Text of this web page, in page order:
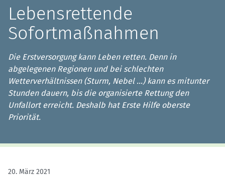
Lebensrettende
Sofortmaßnahmen
Die Erstversorgung kann Leben retten. Denn in
abgelegenen Regionen und bei schlechten
Wetterverhältnissen (Sturm, Nebel …) kann es mitunter
Stunden dauern, bis die organisierte Rettung den
Unfallort erreicht. Deshalb hat Erste Hilfe oberste
Priorität.
20. März 2021